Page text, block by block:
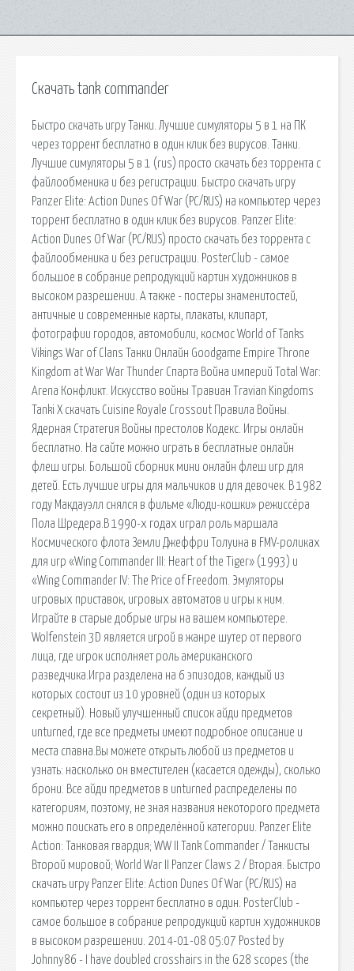
Скачать tank commander
Быстро скачать игру Танки. Лучшие симуляторы 5 в 1 на ПК
через торрент бесплатно в один клик без вирусов. Танки.
Лучшие симуляторы 5 в 1 (rus) просто скачать без торрента с
файлообменика и без регистрации. Быстро скачать игру
Panzer Elite: Action Dunes Of War (PC/RUS) на компьютер через
торрент бесплатно в один клик без вирусов. Panzer Elite:
Action Dunes Of War (PC/RUS) просто скачать без торрента с
файлообменика и без регистрации. PosterClub - самое
большое в собрание репродукций картин художников в
высоком разрешении. А также - постеры знаменитостей,
античные и современные карты, плакаты, клипарт,
фотографии городов, автомобили, космос World of Tanks
Vikings War of Clans Танки Онлайн Goodgame Empire Throne
Kingdom at War War Thunder Спарта Война империй Total War:
Arena Конфликт. Искусство войны Травиан Travian Kingdoms
Tanki X скачать Cuisine Royale Crossout Правила Войны.
Ядерная Стратегия Войны престолов Кодекс. Игры онлайн
бесплатно. На сайте можно играть в бесплатные онлайн
флеш игры. Большой сборник мини онлайн флеш игр для
детей. Есть лучшие игры для мальчиков и для девочек. В 1982
году Макдауэлл снялся в фильме «Люди-кошки» режиссёра
Пола Шредера.В 1990-х годах играл роль маршала
Космического флота Земли Джеффри Толуина в FMV-роликах
для игр «Wing Commander III: Heart of the Tiger» (1993) и
«Wing Commander IV: The Price of Freedom. Эмуляторы
игровых приставок, игровых автоматов и игры к ним.
Играйте в старые добрые игры на вашем компьютере.
Wolfenstein 3D является игрой в жанре шутер от первого
лица, где игрок исполняет роль американского
разведчика.Игра разделена на 6 эпизодов, каждый из
которых состоит из 10 уровней (один из которых
секретный). Новый улучшенный список айди предметов
unturned, где все предметы имеют подробное описание и
места спавна.Вы можете открыть любой из предметов и
узнать: насколько он вместителен (касается одежды), сколько
брони. Все айди предметов в unturned распределены по
категориям, поэтому, не зная названия некоторого предмета
можно поискать его в определённой категории. Panzer Elite
Action: Танковая гвардия; WW II Tank Commander / Танкисты
Второй мировой; World War II Panzer Claws 2 / Вторая. Быстро
скачать игру Panzer Elite: Action Dunes Of War (PC/RUS) на
компьютер через торрент бесплатно в один. PosterClub -
самое большое в собрание репродукций картин художников
в высоком разрешении. 2014-01-08 05:07 Posted by
Johnny86 - I have doubled crosshairs in the G28 scopes (the